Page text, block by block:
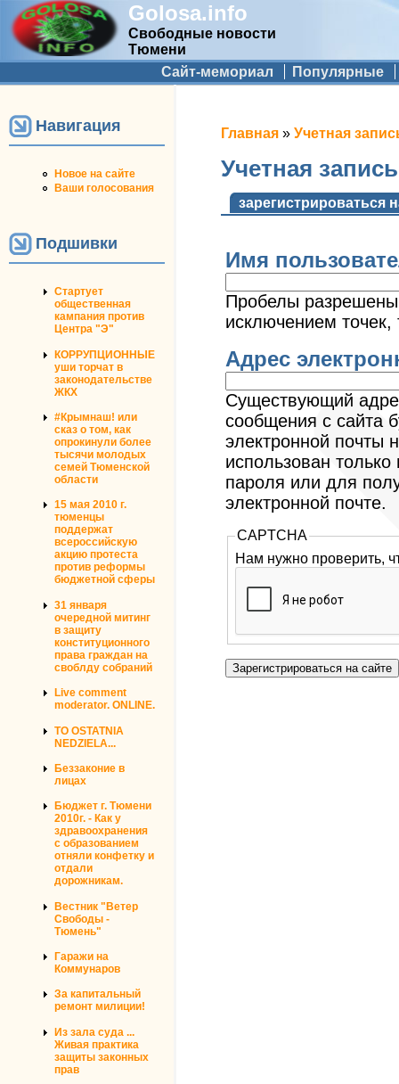
Golosa.info
Свободные новости
Тюмени
Дополнительное меню
Сайт-мемориал Популярные
Навигация
Новое на сайте
Ваши голосования
Подшивки
Стартует
общественная
кампания против
Центра "Э"
КОРРУПЦИОННЫЕ
уши торчат в
законодательстве
ЖКХ
#Крымнаш! или
сказ о том, как
опрокинули более
тысячи молодых
семей Тюменской
области
15 мая 2010 г.
тюменцы
поддержат
всероссийскую
акцию протеста
против реформы
бюджетной сферы
31 января
очередной митинг
в защиту
конституционного
права граждан на
своблду собраний
Live comment
moderator. ONLINE.
TO OSTATNIA
NEDZIELA...
Беззаконие в
лицах
Бюджет г. Тюмени
2010г. - Как у
здравоохранения
с образованием
отняли конфетку и
отдали
дорожникам.
Вестник "Ветер
Свободы -
Тюмень"
Гаражи на
Коммунаров
За капитальный
ремонт милиции!
Из зала суда ...
Живая практика
защиты законных
прав
Вы здесь
Главная » Учетная
Учетная
Главные
зарегистрироваться
Имя
Пробелы
исключением точек,
Адрес
Существующий
сообщения с сайта
электронной почты
использован
пароля или для
электронной почте.
CAPTCHA
Нам нужно проверить,